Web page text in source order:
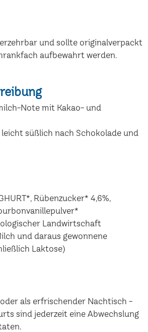
und sollte originalverpackt
aufbewahrt werden.
Note mit Kakao- und
süßlich nach Schokolade und
Rübenzucker* 4,6%,
Landwirtschaft
und daraus gewonnene
Laktose)
als erfrischender Nachtisch -
sind jederzeit eine Abwechslung